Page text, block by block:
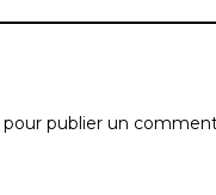
pour publier un